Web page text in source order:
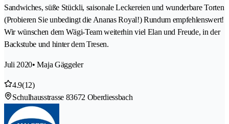
Sandwiches, süße Stückli, saisonale Leckereien und wunderbare Torten
(Probieren Sie unbedingt die Ananas Royal!) Rundum empfehlenswert!
Wir wünschen dem Wägi-Team weiterhin viel Elan und Freude, in der
Backstube und hinter dem Tresen.
Juli 2020• Maja Gäggeler
4.9(12)
Schulhausstrasse 83672 Oberdiessbach